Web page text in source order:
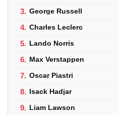
3. George Russell
4. Charles Leclerc
5. Lando Norris
6. Max Verstappen
7. Oscar Piastri
8. Isack Hadjar
9. Liam Lawson